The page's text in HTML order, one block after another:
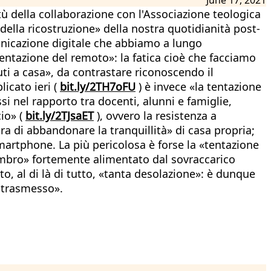
collaborazione con l'Associazione teologica
ricostruzione» della nostra quotidianità post-
digitale che abbiamo a lungo
del remoto»: la fatica cioè che facciamo
a casa», da contrastare riconoscendo il
ieri ( bit.ly/2TH7oFU ) è invece «la tentazione
nel rapporto tra docenti, alunni e famiglie,
( bit.ly/2TJsaET), ovvero la resistenza a
di abbandonare la tranquillità» di casa propria;
La più pericolosa è forse la «tentazione
fortemente alimentato dal sovraccarico
al di là di tutto, «tanta desolazione»: è dunque